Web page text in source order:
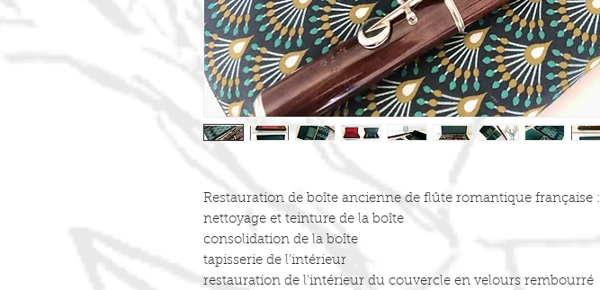
Restauration de boîte ancienne de flûte romantique française :
nettoyage et teinture de la boîte
consolidation de la boîte
tapisserie de l'intérieur
restauration de l'intérieur du couvercle en velours rembourré